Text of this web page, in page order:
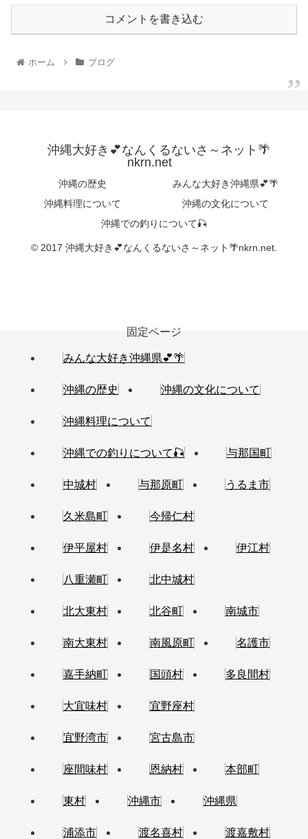
コメントを書き込む
ホーム ブログ
沖縄大好き💕なんくるないさ～ネット🌴
nkrn.net
沖縄の歴史
みんな大好き沖縄県💕🌴
沖縄料理について
沖縄の文化について
沖縄での釣りについて🎣
© 2017 沖縄大好き💕なんくるないさ～ネット🌴nkrn.net.
固定ページ
みんな大好き沖縄県💕🌴
沖縄の歴史 沖縄の文化について
沖縄料理について
沖縄での釣りについて🎣 与那国町
中城村 与那原町 うるま市
久米島町 今帰仁村
伊平屋村 伊是名村 伊江村
八重瀬町 北中城村
北大東村 北谷町 南城市
南大東村 南風原町 名護市
嘉手納町 国頭村 多良間村
大宜味村 宜野座村
宜野湾市 宮古島市
座間味村 恩納村 本部町
東村 沖縄市 沖縄県
浦添市 渡名喜村 渡嘉敷村